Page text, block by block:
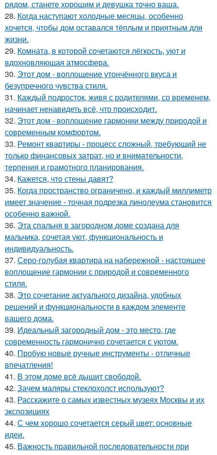
рядом, станете хорошим и девушка точно ваша.
28. Когда наступают холодные месяцы, особенно
хочется, чтобы дом оставался тёплым и приятным для
жизни.
29. Комната, в которой сочетаются лёгкость, уют и
вдохновляющая атмосфера.
30. Этот дом - воплощение утончённого вкуса и
безупречного чувства стиля.
31. Каждый подросток, живя с родителями, со временем,
начинает ненавидеть всё, что происходит.
32. Этот дом - воплощение гармонии между природой и
современным комфортом.
33. Ремонт квартиры - процесс сложный, требующий не
только финансовых затрат, но и внимательности,
терпения и грамотного планирования.
34. Кажется, что стены давят?
35. Когда пространство ограничено, и каждый миллиметр
имеет значение - точная подрезка линолеума становится
особенно важной.
36. Эта спальня в загородном доме создана для
мальчика, сочетая уют, функциональность и
индивидуальность.
37. Серо-голубая квартира на набережной - настоящее
воплощение гармонии с природой и современного
стиля.
38. Это сочетание актуального дизайна, удобных
решений и функциональности в каждом элементе
вашего дома.
39. Идеальный загородный дом - это место, где
современность гармонично сочетается с уютом.
40. Пробую новые ручные инструменты - отличные
впечатления!
41. В этом доме всё дышит свободой.
42. Зачем маляры стеклохолст используют?
43. Расскажите о самых известных музеях Москвы и их
экспозициях
44. С чем хорошо сочетается серый цвет: основные
идеи.
45. Важность правильной последовательности при